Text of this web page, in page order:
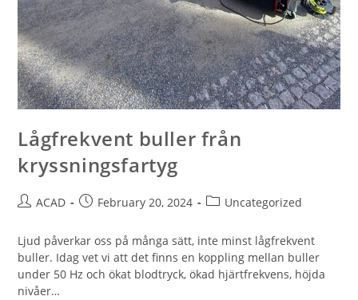
Lågfrekvent buller från
kryssningsfartyg
ACAD February 20, 2024 Uncategorized
Ljud påverkar oss på många sätt, inte minst lågfrekvent
buller. Idag vet vi att det finns en koppling mellan buller
under 50 Hz och ökat blodtryck, ökad hjärtfrekvens, höjda
nivåer…